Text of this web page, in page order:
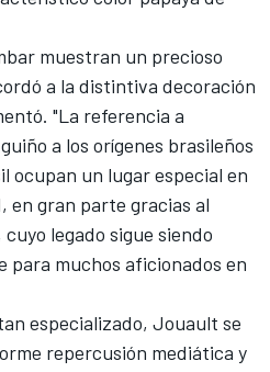
muestran un precioso
a la distintiva decoración
"La referencia a
a los orígenes brasileños
ocupan un lugar especial en
en gran parte gracias al
legado sigue siendo
muchos aficionados en
especializado, Jouault se
repercusión mediática y